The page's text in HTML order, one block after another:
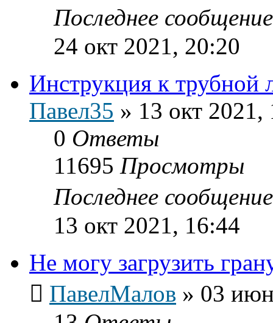
Последнее
24 окт 2021, 20:20
Инструкция к трубной
Павел35 » 13 окт 2021,
0 Ответы
11695 Просмотры
Последнее
13 окт 2021, 16:44
Не могу загрузить
ПавелМалов » 03